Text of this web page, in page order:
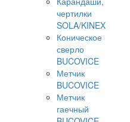
чертилки
SOLA/KINEX
Коническое
сверло
BUCOVICE
Метчик
BUCOVICE
Метчик
гаечный